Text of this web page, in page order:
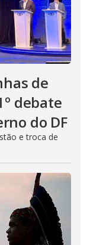
de
debate
do DF
e troca de